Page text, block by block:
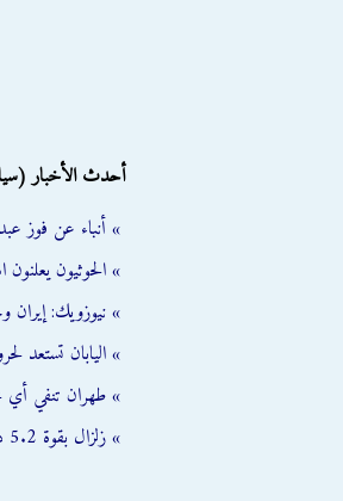
أحدث الأخبار
» أنباء عن فوز
» الحوثيون
» نيوزويك: إيران
» اليابان تستعد
» طهران تنفي أي
» زلزال بقوة 5.2 درجات يهزّ مصر.. والهلال الأحمر يفعّل خطة الطوارئ